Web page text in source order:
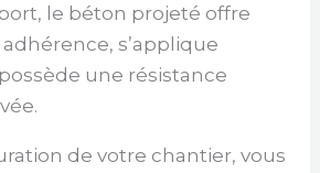
le béton projeté offre
s’applique
une résistance
de votre chantier, vous